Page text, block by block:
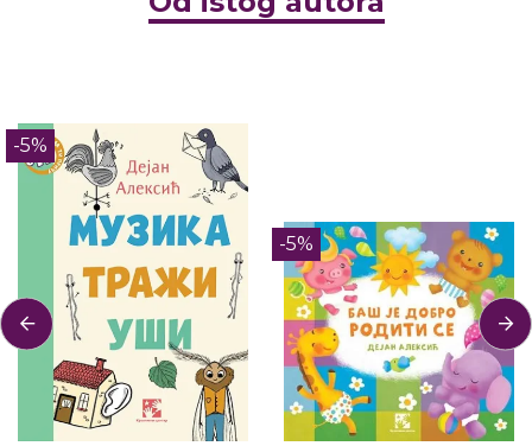
-5%
-5%